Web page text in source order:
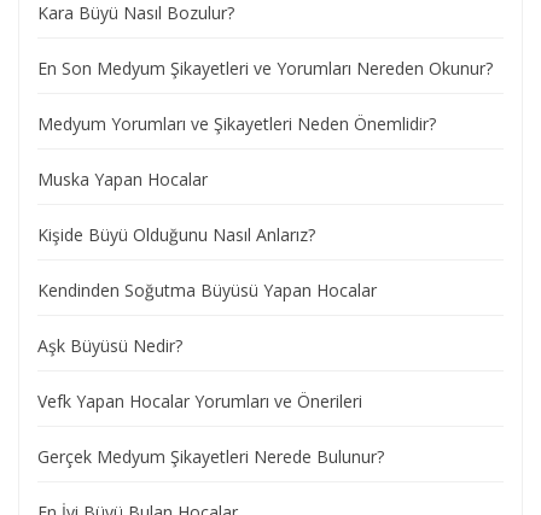
Kara Büyü Nasıl Bozulur?
En Son Medyum Şikayetleri ve Yorumları Nereden Okunur?
Medyum Yorumları ve Şikayetleri Neden Önemlidir?
Muska Yapan Hocalar
Kişide Büyü Olduğunu Nasıl Anlarız?
Kendinden Soğutma Büyüsü Yapan Hocalar
Aşk Büyüsü Nedir?
Vefk Yapan Hocalar Yorumları ve Önerileri
Gerçek Medyum Şikayetleri Nerede Bulunur?